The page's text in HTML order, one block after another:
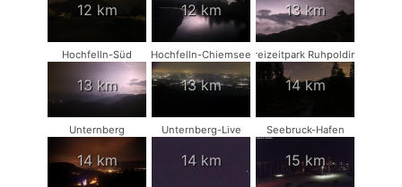
12 km 12 km 13 km
Hochfelln-Süd
13 km
Hochfelln-Chiemsee
13 km
Freizeitpark Ruhpolding
14 km
Unternberg
14 km
Unternberg-Live
14 km
Seebruck-Hafen
15 km